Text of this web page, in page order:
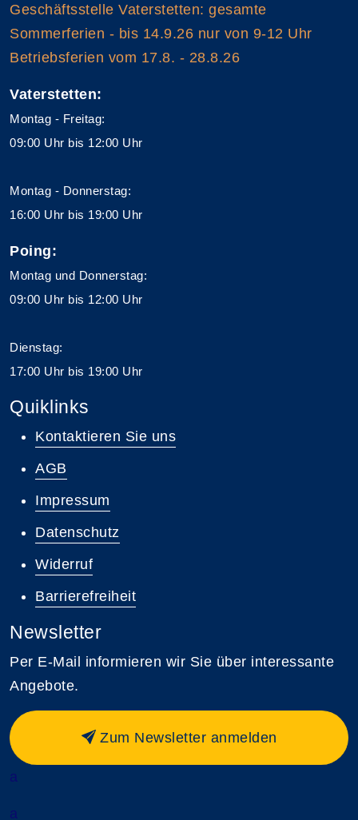
Geschäftsstelle Vaterstetten: gesamte
Sommerferien - bis 14.9.26 nur von 9-12 Uhr
Betriebsferien vom 17.8. - 28.8.26
Vaterstetten:
Montag - Freitag:
09:00 Uhr bis 12:00 Uhr
Montag - Donnerstag:
16:00 Uhr bis 19:00 Uhr
Poing:
Montag und Donnerstag:
09:00 Uhr bis 12:00 Uhr
Dienstag:
17:00 Uhr bis 19:00 Uhr
Quiklinks
Kontaktieren Sie uns
AGB
Impressum
Datenschutz
Widerruf
Barrierefreiheit
Newsletter
Per E-Mail informieren wir Sie über interessante
Angebote.
Zum Newsletter anmelden
a
a